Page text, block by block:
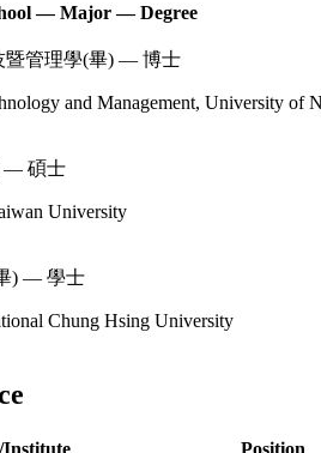
— Major — Degree
暨管理學(畢) — 博士
and Management, University of
— 碩士
University
) — 學士
Chung Hsing University
Institute Position